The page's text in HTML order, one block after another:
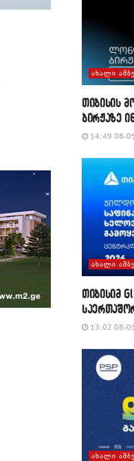
ᲐᲮᲐᲚᲘ
თიბისის
ბირჟაზე
14:49 08-
ᲐᲮᲐᲚᲘ
თიბისიმ
13:02 08-
ᲐᲮᲐᲚᲘ